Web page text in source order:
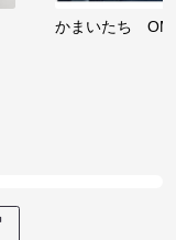
かまいたち